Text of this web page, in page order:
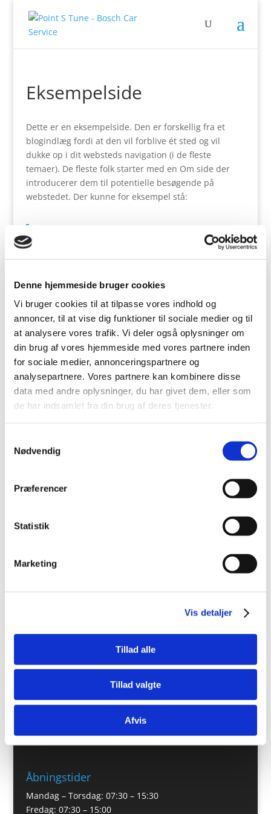
Denne hjemmeside bruger cookies
Vi bruger cookies til at tilpasse vores indhold og
annoncer, til at vise dig funktioner til sociale medier og til
at analysere vores trafik. Vi deler også oplysninger om
din brug af vores hjemmeside med vores partnere inden
for sociale medier, annonceringspartnere og
analysepartnere. Vores partnere kan kombinere disse
data med andre oplysninger, du har givet dem, eller som
de har indsamlet fra din brug af deres tjenester.
Nødvendig
Præferencer
Statistik
Marketing
Vis detaljer
Tillad alle
Tillad valgte
Afvis
Eksempelside
Dette er en eksempelside. Den er forskellig fra et
blogindlæg fordi at den vil forblive ét sted og vil
dukke op i dit websteds navigation (i de fleste
temaer). De fleste folk starter med en Om side der
introducerer dem til potentielle besøgende på
webstedet. Der kunne for eksempel stå:
Hej! Jeg er et cykelbud om dagen, aspirerende
skuespiller om natten, og dette er mit websted.
Jeg bor i Los Angeles, har en fantastisk hund der
blive fanget i regnen.)
…eller noget i denne stil:
Firmaet XYZ Dingenot blev grundlagt i 1971, og
har siden da leveret kvalitetsdingenoter til
offentligheden. XYZ er beliggende i Gotham City
og beskæftiger over 2.000 mennesker og gør alle
slags fantastiske ting for Gotham-samfundet.
kontrolpanel
for at slette denne side og oprette nye
Seneste indlæg
Seneste kommentarer
En WordPress-kommentatortilHej verden!
Kontakt
Bosch Car Service Tune
Industrihegnet 9
Email:info@boschcarservicetune.dk
Åbningstider
Mandag – Torsdag: 07:30 – 15:30
Fredag: 07:30 – 15:00